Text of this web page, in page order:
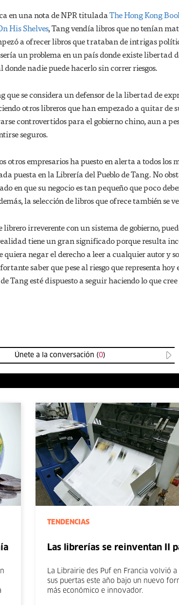
en una nota de NPR tituladaThe Hong Kong
His Shelves, Tang vendía libros que no tenían
a ofrecer libros que trataban de intrigas
un problema en un país donde existe libertad
nadie puede hacerlo sin correr riesgos.
que se considera un defensor de la libertad de
otros libreros que han empezado a quitar de
controvertidos para el gobierno chino, aun a
seguros.
otros empresarios ha puesto en alerta a todos los
puesta en la Librería del Pueblo de Tang. No
en que su negocio es tan pequeño que poco
la selección de libros que ofrece también se
librero irreverente con un sistema de gobierno,
tiene un gran significado porque resulta
quiera negar el derecho a leer a cualquier autor y
saber que pese al riesgo que representa
Tang esté dispuesto a seguir haciendo lo que cree
Únete a la conversación (0)
TENDENCIAS
Las librerías se reinventan II
La Librairie des Puf en Francia volvió
sus puertas este año bajo un nuevo
más económico e innovador.